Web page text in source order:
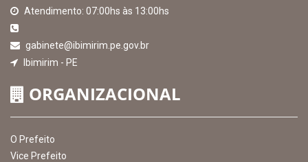
Atendimento: 07:00hs às 13:00hs
gabinete@ibimirim.pe.gov.br
Ibimirim - PE
ORGANIZACIONAL
O Prefeito
Vice Prefeito